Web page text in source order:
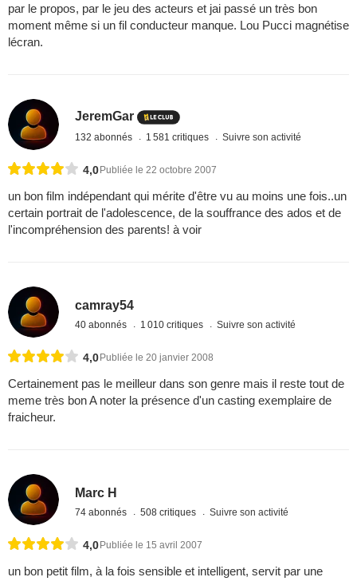
par le propos, par le jeu des acteurs et jai passé un très bon
moment même si un fil conducteur manque. Lou Pucci magnétise
lécran.
JeremGar
132 abonnés 1 581 critiques Suivre son activité
4,0 Publiée le 22 octobre 2007
un bon film indépendant qui mérite d'être vu au moins une fois..un
certain portrait de l'adolescence, de la souffrance des ados et de
l'incompréhension des parents! à voir
camray54
40 abonnés 1 010 critiques Suivre son activité
4,0 Publiée le 20 janvier 2008
Certainement pas le meilleur dans son genre mais il reste tout de
meme très bon A noter la présence d'un casting exemplaire de
fraicheur.
Marc H
74 abonnés 508 critiques Suivre son activité
4,0 Publiée le 15 avril 2007
un bon petit film, à la fois sensible et intelligent, servit par une